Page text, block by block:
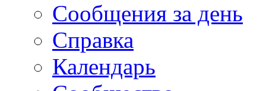
Сообщения за день
Справка
Календарь